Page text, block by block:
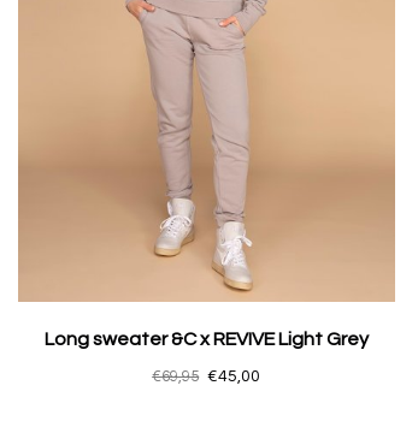
Long sweater &C x REVIVE Light Grey
€69,95 €45,00